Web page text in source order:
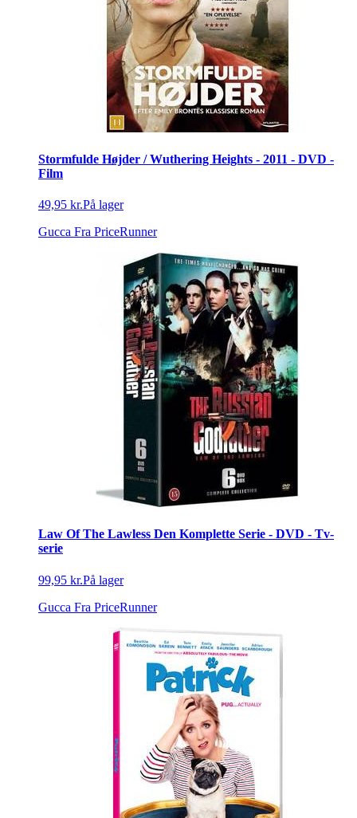
Stormfulde Højder / Wuthering Heights - 2011 - DVD -
Film
49,95 kr.På lager
Gucca Fra PriceRunner
Law Of The Lawless Den Komplette Serie - DVD - Tv-
serie
99,95 kr.På lager
Gucca Fra PriceRunner